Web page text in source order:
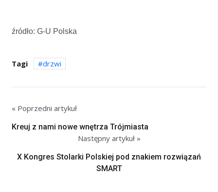
źródło: G-U Polska
Tagi drzwi
« Poprzedni artykuł
Kreuj z nami nowe wnętrza Trójmiasta
Następny artykuł »
X Kongres Stolarki Polskiej pod znakiem rozwiązań
SMART